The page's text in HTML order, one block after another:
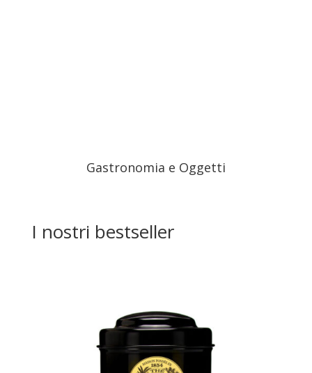
Gastronomia e Oggetti
I nostri bestseller